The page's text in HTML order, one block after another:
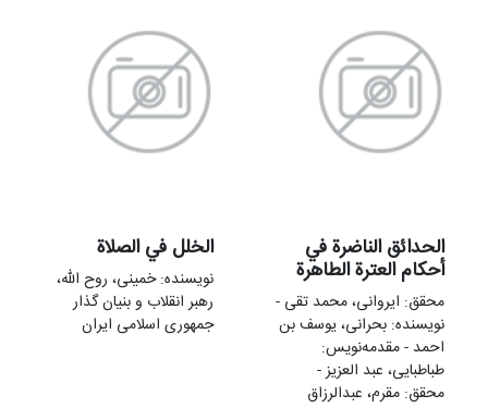
الحدائق الناضرة في
أحكام العترة الطاهرة
محقق: ایروانی، محمد تقی -
نویسنده: بحرانی، یوسف بن
احمد - مقدمه‌نويس:
طباطبایی، عبد العزیز -
محقق: مقرم، عبدالرزاق
الخلل في الصلاة
نویسنده: خمینی‌، روح الله،
رهبر انقلاب و بنیان گذار
جمهوری اسلامی ایران